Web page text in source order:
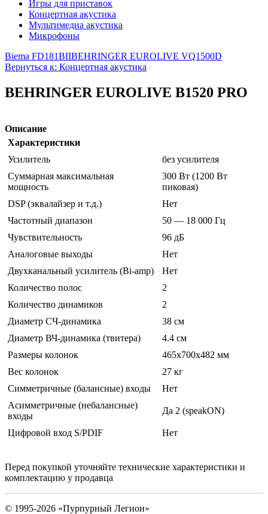
Игры для приставок
Концертная акустика
Мультимедиа акустика
Микрофоны
Biema FD181BIIBEHRINGER EUROLIVE VQ1500D
Вернуться к: Концертная акустика
BEHRINGER EUROLIVE B1520 PRO
Описание
Характеристики
Усилитель
без усилителя
Суммарная максимальная
мощность
300 Вт (1200 Вт
пиковая)
DSP (эквалайзер и т.д.)
Нет
Частотный диапазон
50 — 18 000 Гц
Чувствительность
96 дБ
Аналоговые выходы
Нет
Двухканальный усилитель (Bi-amp)
Нет
Количество полос
2
Количество динамиков
2
Диаметр СЧ-динамика
38 см
Диаметр ВЧ-динамика (твитера)
4.4 см
Размеры колонок
465x700x482 мм
Вес колонок
27 кг
Симметричные (балансные) входы
Нет
Асимметричные (небалансные)
входы
Да 2 (speakON)
Цифровой вход S/PDIF Нет
Перед покупкой уточняйте технические характеристики и
комплектацию у продавца
© 1995-2026 «Пурпурный Легион»